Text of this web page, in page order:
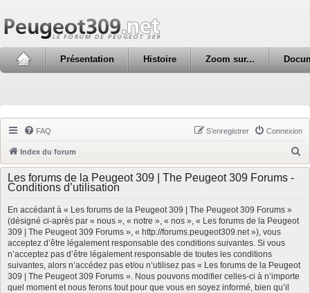
Présentation Histoire Zoom sur...
FAQ Connexion
S’enregistrer
Index du forum
e
Les forums de la Peugeot 309 | The Peugeot 309 Forums -
Conditions d’utilisation
En accédant à « Les forums de la Peugeot 309 | The Peugeot 309 Forums »
(désigné ci-après par « nous », « notre », « nos », « Les forums de la Peugeot
309 | The Peugeot 309 Forums », « http://forums.peugeot309.net »), vous
acceptez d’être légalement responsable des conditions suivantes. Si vous
n’acceptez pas d’être légalement responsable de toutes les conditions
suivantes, alors n’accédez pas et/ou n’utilisez pas « Les forums de la Peugeot
309 | The Peugeot 309 Forums ». Nous pouvons modifier celles-ci à n’importe
quel moment et nous ferons tout pour que vous en soyez informé, bien qu’il